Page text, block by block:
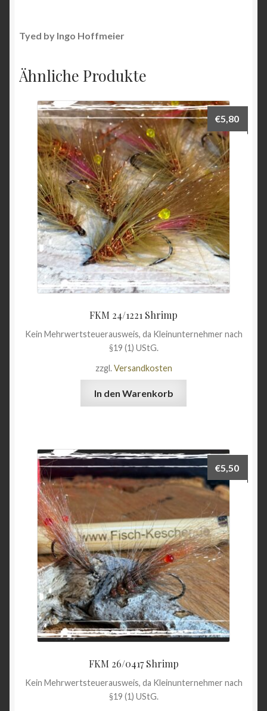
Tyed by Ingo Hoffmeier
Ähnliche Produkte
FKM 24/1221 Shrimp
€5,80
Kein Mehrwertsteuerausweis, da Kleinunternehmer nach
§19 (1) UStG.
zzgl.Versandkosten
In den Warenkorb
FKM 26/0417 Shrimp
€5,50
Kein Mehrwertsteuerausweis, da Kleinunternehmer nach
§19 (1) UStG.